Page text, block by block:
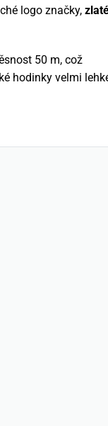
logo značky,
50 m, což
hodinky velmi